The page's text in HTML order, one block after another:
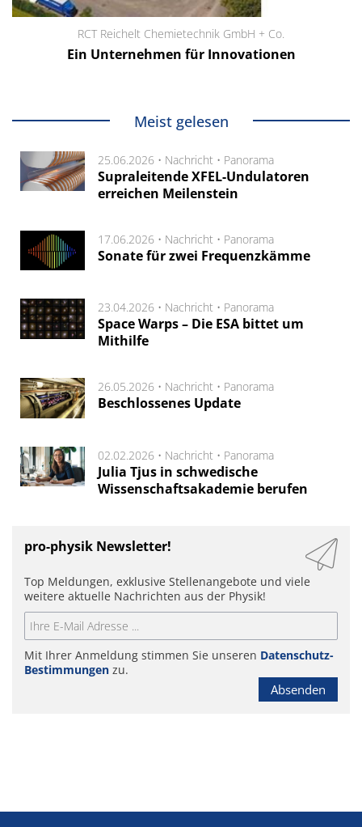
RCT Reichelt Chemietechnik GmbH + Co.
Ein Unternehmen für Innovationen
Meist gelesen
25.06.2026 • Nachricht • Panorama
Supraleitende XFEL-Undulatoren
erreichen Meilenstein
17.06.2026 • Nachricht • Panorama
Sonate für zwei Frequenzkämme
23.04.2026 • Nachricht • Panorama
Space Warps – Die ESA bittet um
Mithilfe
26.05.2026 • Nachricht • Panorama
Beschlossenes Update
02.02.2026 • Nachricht • Panorama
Julia Tjus in schwedische
Wissenschaftsakademie berufen
pro-physik Newsletter!
Top Meldungen, exklusive Stellenangebote und viele
weitere aktuelle Nachrichten aus der Physik!
Mit Ihrer Anmeldung stimmen Sie unseren Datenschutz-
Bestimmungen zu.
Absenden